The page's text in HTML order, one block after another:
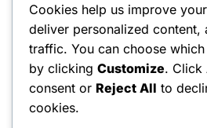
Comment*
Cookies help us improve
deliver personalized content,
traffic. You can choose
by clicking Customize. Click
consent or Reject All to
cookies.